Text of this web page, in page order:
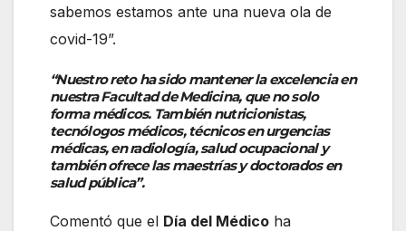
sabemos estamos ante una nueva ola de
covid-19”.
“Nuestro reto ha sido mantener la excelencia en
nuestra Facultad de Medicina, que no solo
forma médicos. También nutricionistas,
tecnólogos médicos, técnicos en urgencias
médicas, en radiología, salud ocupacional y
también ofrece las maestrías y doctorados en
salud pública”.
Comentó que el Día del Médico ha